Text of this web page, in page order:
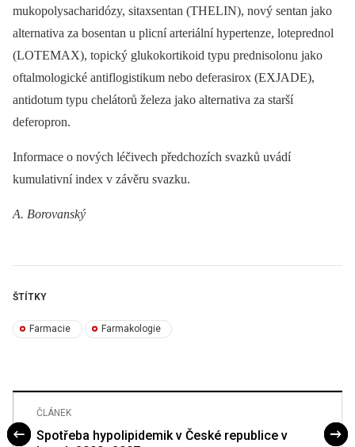
mukopolysacharidózy, sitaxsentan (THELIN), nový sentan jako
alternativa za bosentan u plicní arteriální hypertenze, loteprednol
(LOTEMAX), topický glukokortikoid typu prednisolonu jako
oftalmologické antiflogistikum nebo deferasirox (EXJADE),
antidotum typu chelátorů železa jako alternativa za starší
deferopron.
Informace o nových léčivech předchozích svazků uvádí
kumulativní index v závěru svazku.
A. Borovanský
ŠTÍTKY
Farmacie Farmakologie
ČLÁNEK
Spotřeba hypolipidemik v České republice v